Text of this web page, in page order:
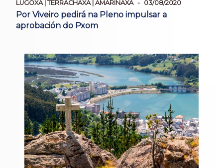
LUGOXA | TERRACHAXA | AMARIÑAXA 03/08/2020
Por Viveiro pedirá na Pleno impulsar a
aprobación do Pxom